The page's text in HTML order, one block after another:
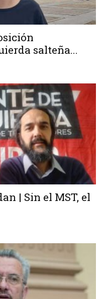
salteña...
| Sin el MST, el